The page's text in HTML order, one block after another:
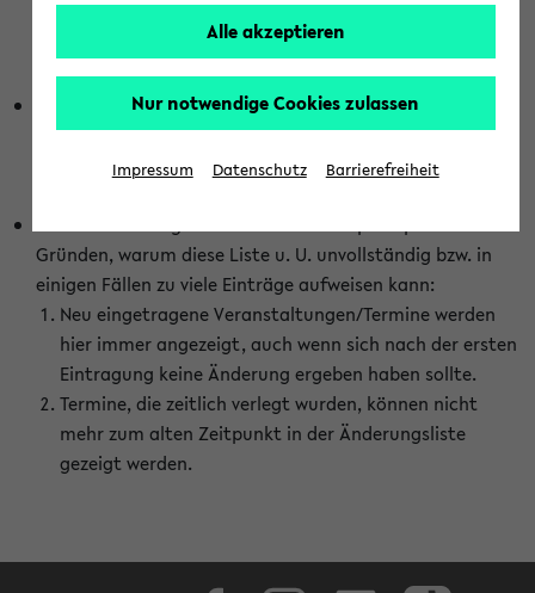
wurden. Die Anzeige ist semesterübergreifend und nicht
abhängig vom im eKVV gewählten Semester.
Die hier gezeigte Liste von Raumänderungen kann nur
vollständig sein, wenn den Fakultäten von den Lehrenden
die Änderungen zeitnah mitgeteilt und diese Änderungen
Gründen, warum diese Liste u. U. unvollständig bzw. in
einigen Fällen zu viele Einträge aufweisen kann:
Neu eingetragene Veranstaltungen/Termine werden
hier immer angezeigt, auch wenn sich nach der ersten
Eintragung keine Änderung ergeben haben sollte.
Termine, die zeitlich verlegt wurden, können nicht
mehr zum alten Zeitpunkt in der Änderungsliste
gezeigt werden.
Alle akzeptieren
Nur notwendige Cookies zulassen
Impressum Datenschutz Barrierefreiheit